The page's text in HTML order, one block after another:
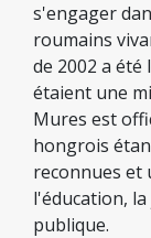
s'engager
roumains
de 2002 a
étaient une
Mures est
hongrois
reconnues et
l'éducation,
publique.